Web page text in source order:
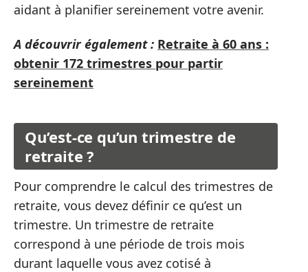
aidant à planifier sereinement votre avenir.
A découvrir également : Retraite à 60 ans :
obtenir 172 trimestres pour partir
sereinement
Qu’est-ce qu’un trimestre de
retraite ?
Pour comprendre le calcul des trimestres de
retraite, vous devez définir ce qu’est un
trimestre. Un trimestre de retraite
correspond à une période de trois mois
durant laquelle vous avez cotisé à